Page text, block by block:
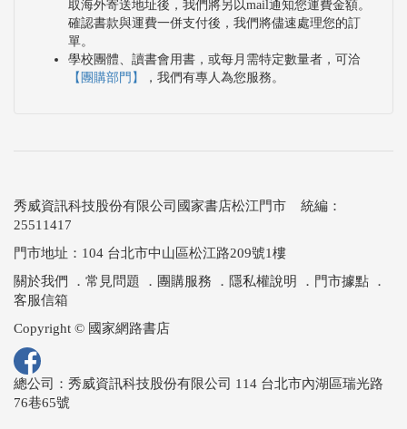
取海外寄送地址後，我們將另以mail通知您運費金額。
確認書款與運費一併支付後，我們將儘速處理您的訂
單。
學校團體、讀書會用書，或每月需特定數量者，可洽
【團購部門】
，我們有專人為您服務。
秀威資訊科技股份有限公司國家書店松江門市 統編：
25511417
門市地址：104 台北市中山區松江路209號1樓
關於我們
． 常見問題 ． 團購服務 ． 隱私權說明 ． 門市據點 ．
客服信箱
Copyright © 國家網路書店
總公司：秀威資訊科技股份有限公司 114 台北市內湖區瑞光路
76巷65號